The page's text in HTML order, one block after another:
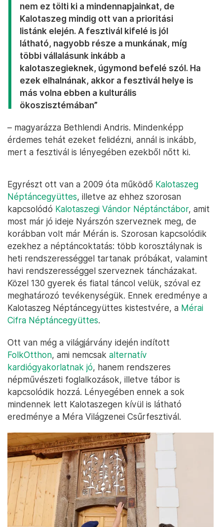
nem ez tölti ki a mindennapjainkat, de
Kalotaszeg mindig ott van a prioritási
listánk elején. A fesztivál kifelé is jól
látható, nagyobb része a munkának, míg
többi vállalásunk inkább a
kalotaszegieknek, úgymond befelé szól. Ha
ezek elhalnának, akkor a fesztivál helye is
más volna ebben a kulturális
ökoszisztémában”
– magyarázza Bethlendi Andris. Mindenképp
érdemes tehát ezeket felidézni, annál is inkább,
mert a fesztivál is lényegében ezekből nőtt ki.
Egyrészt ott van a 2009 óta működő Kalotaszeg
Néptáncegyüttes, illetve az ehhez szorosan
kapcsolódó Kalotaszegi Vándor Néptánctábor, amit
most már jó ideje Nyárszón szerveznek meg, de
korábban volt már Mérán is. Szorosan kapcsolódik
ezekhez a néptáncoktatás: több korosztálynak is
heti rendszerességgel tartanak próbákat, valamint
havi rendszerességgel szerveznek táncházakat.
Közel 130 gyerek és fiatal táncol velük, szóval ez
meghatározó tevékenységük. Ennek eredménye a
Kalotaszeg Néptáncegyüttes kistestvére, a Mérai
Cifra Néptáncegyüttes.
Ott van még a világjárvány idején indított
FolkOtthon, ami nemcsak alternatív
kardiógyakorlatnak jó, hanem rendszeres
népművészeti foglalkozások, illetve tábor is
kapcsolódik hozzá. Lényegében ennek a sok
mindennek lett Kalotaszegen kívül is látható
eredménye a Méra Világzenei Csűrfesztivál.